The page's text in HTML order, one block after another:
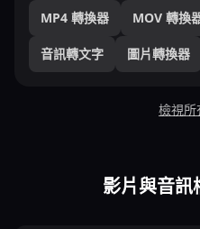
MP4 轉換器 MOV 轉換
音訊轉文字 圖片轉換器
檢視所
影片與音訊